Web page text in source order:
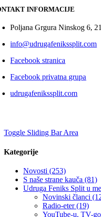
INFORMACIJE
Poljana Grgura Ninskog 6,
info@udrugafenikssplit.com
Facebook stranica
Facebook privatna grupa
udrugafenikssplit.com
Izrada web stranice
Toggle Sliding Bar Area
Kategorije
Novosti (253)
S naše strane kauča (81)
Udruga Feniks Split u
Novinski članci
Radio-eter (19)
YouTube-u, TV-